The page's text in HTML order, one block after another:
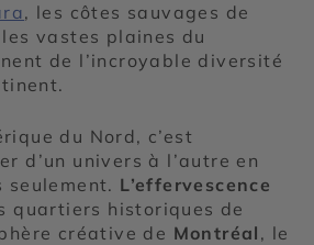
, les côtes sauvages de
les vastes plaines du
de l’incroyable diversité
du Nord, c’est
d’un univers à l’autre en
seulement. L’effervescence
quartiers historiques de
créative de Montréal , le